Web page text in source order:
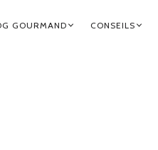
GOURMAND CONSEILS